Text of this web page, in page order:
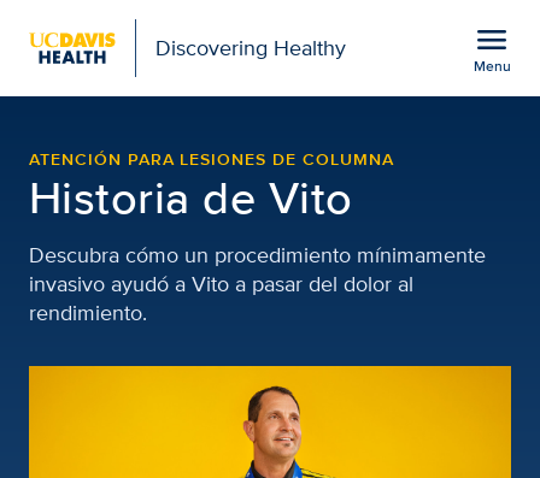
Discovering Healthy menu
Menu
ATENCIÓN PARA LESIONES DE COLUMNA
Historia de Vito
Descubra cómo un procedimiento mínimamente
invasivo ayudó a Vito a pasar del dolor al
rendimiento.